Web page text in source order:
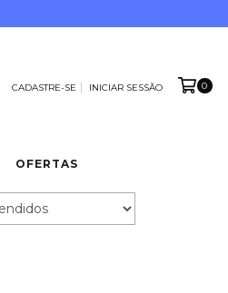
CADASTRE-SE INICIAR SESSÃO 0
OFERTAS